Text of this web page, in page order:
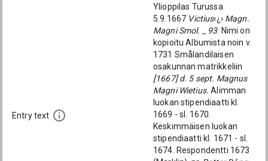
Entry text
Ylioppilas Turussa
5.9.1667 Victius‹¿›Magn.
Magni Smol. _ 93. Nimi on
kopioitu Albumista noin v.
1731 Smålandilaisen
osakunnan matrikkeliin
[1667] d. 5 sept. Magnus
Magni Wietius. Alimman
luokan stipendiaatti kl.
1669 - sl. 1670.
Keskimmäisen luokan
stipendiaatti kl. 1671 - sl.
1674. Respondentti 1673